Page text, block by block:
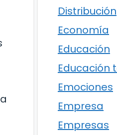
Distribución
Economía
Educación
Educación
Emociones
Empresa
Empresas